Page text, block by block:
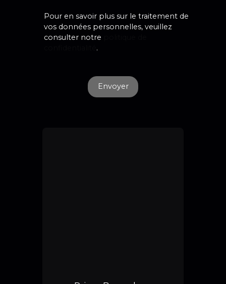
Pour en savoir plus sur le traitement de
vos données personnelles, veuillez
consulter notre
.
Envoyer